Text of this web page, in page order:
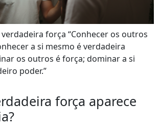
verdadeira força “Conhecer os outros
a si mesmo é verdadeira
os outros é força; dominar a si
poder.”
força aparece